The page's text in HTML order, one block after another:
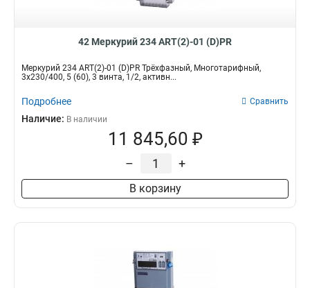
42 Меркурий 234 ART(2)-01 (D)PR
Меркурий 234 ART(2)-01 (D)PR Трёхфазный, Многотарифный,
3x230/400, 5 (60), 3 винта, 1/2, активн...
Подробнее Сравнить
Наличие: В наличии
11 845,60 ₽
– +
В корзину